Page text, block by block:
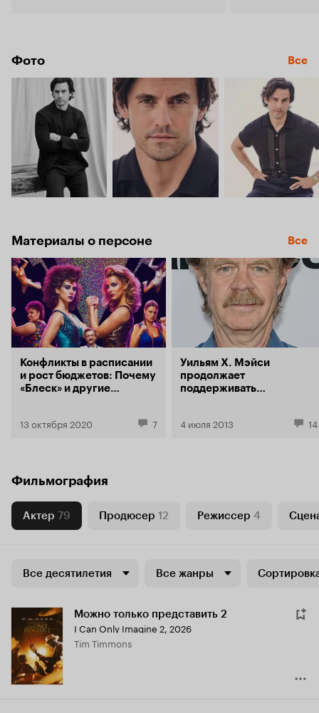
Фото Все
Материалы о персоне Все
Конфликты в расписании
и рост бюджетов: Почему
«Блеск» и другие
13 октября 2020 7
Уильям Х. Мэйси
продолжает
поддерживать
4 июля 2013 14
Фильмография
Актер 79 Продюсер 12 Режиссер 4
Все десятилетия Все жанры
Можно только представить 2
I Can Only Imagine 2, 2026
Tim Timmons